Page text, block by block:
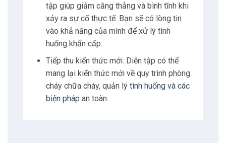
tập giúp giảm căng thẳng và bình tĩnh khi
xảy ra sự cố thực tế. Bạn sẽ có lòng tin
vào khả năng của mình để xử lý tình
huống khẩn cấp.
Tiếp thu kiến thức mới: Diễn tập có thể
mang lại kiến thức mới về quy trình phòng
cháy chữa cháy, quản lý tình huống và các
biện pháp an toàn.